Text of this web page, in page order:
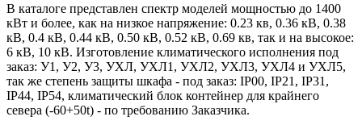
В каталоге представлен спектр моделей мощностью до 1400
кВт и более, как на низкое напряжение: 0.23 кв, 0.36 кВ, 0.38
кВ, 0.4 кВ, 0.44 кВ, 0.50 кВ, 0.52 кВ, 0.69 кв, так и на высокое:
6 кВ, 10 кВ. Изготовление климатического исполнения под
заказ: У1, У2, У3, УХЛ, УХЛ1, УХЛ2, УХЛ3, УХЛ4 и УХЛ5,
так же степень защиты шкафа - под заказ: IP00, IP21, IP31,
IP44, IP54, климатический блок контейнер для крайнего
севера (-60+50t) - по требованию Заказчика.